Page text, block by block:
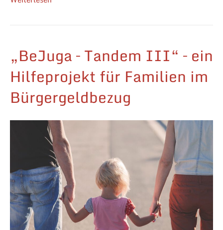
„BeJuga – Tandem III“ – ein
Hilfeprojekt für Familien im
Bürgergeldbezug